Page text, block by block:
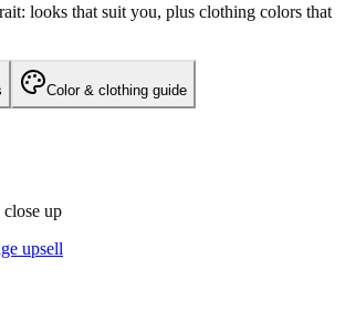
looks that suit you, plus clothing colors that
Color & clothing guide
up
upsell